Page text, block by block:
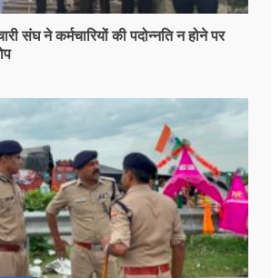
संघ ने कर्मचारियों की पदोन्नति न होने पर